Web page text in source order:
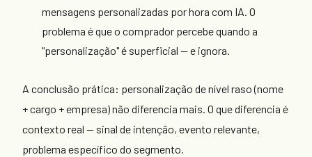
mensagens personalizadas por hora com IA. O
problema é que o comprador percebe quando a
"personalização" é superficial — e ignora.
A conclusão prática: personalização de nível raso (nome
+ cargo + empresa) não diferencia mais. O que diferencia é
contexto real — sinal de intenção, evento relevante,
problema específico do segmento.